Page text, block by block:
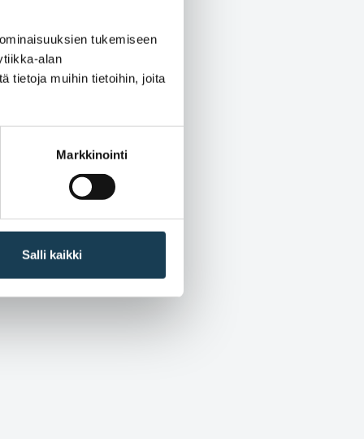
tukemiseen
alan
tietoja muihin tietoihin, joita
Markkinointi
Salli kaikki